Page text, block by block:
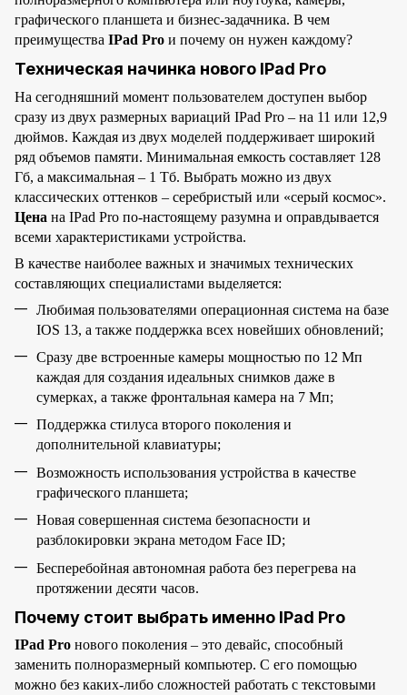
графического планшета и бизнес-задачника. В чем
преимущества IPad Pro и почему он нужен каждому?
Техническая начинка нового IPad Pro
На сегодняшний момент пользователем доступен выбор
сразу из двух размерных вариаций IPad Pro – на 11 или 12,9
дюймов. Каждая из двух моделей поддерживает широкий
ряд объемов памяти. Минимальная емкость составляет 128
Гб, а максимальная – 1 Тб. Выбрать можно из двух
классических оттенков – серебристый или «серый космос».
Цена на IPad Pro по-настоящему разумна и оправдывается
всеми характеристиками устройства.
В качестве наиболее важных и значимых технических
составляющих специалистами выделяется:
Любимая пользователями операционная система на базе
IOS 13, а также поддержка всех новейших обновлений;
Сразу две встроенные камеры мощностью по 12 Мп
каждая для создания идеальных снимков даже в
сумерках, а также фронтальная камера на 7 Мп;
Поддержка стилуса второго поколения и
дополнительной клавиатуры;
Возможность использования устройства в качестве
графического планшета;
Новая совершенная система безопасности и
разблокировки экрана методом Face ID;
Бесперебойная автономная работа без перегрева на
протяжении десяти часов.
Почему стоит выбрать именно IPad Pro
IPad Pro нового поколения – это девайс, способный
заменить полноразмерный компьютер. С его помощью
можно без каких-либо сложностей работать с текстовыми